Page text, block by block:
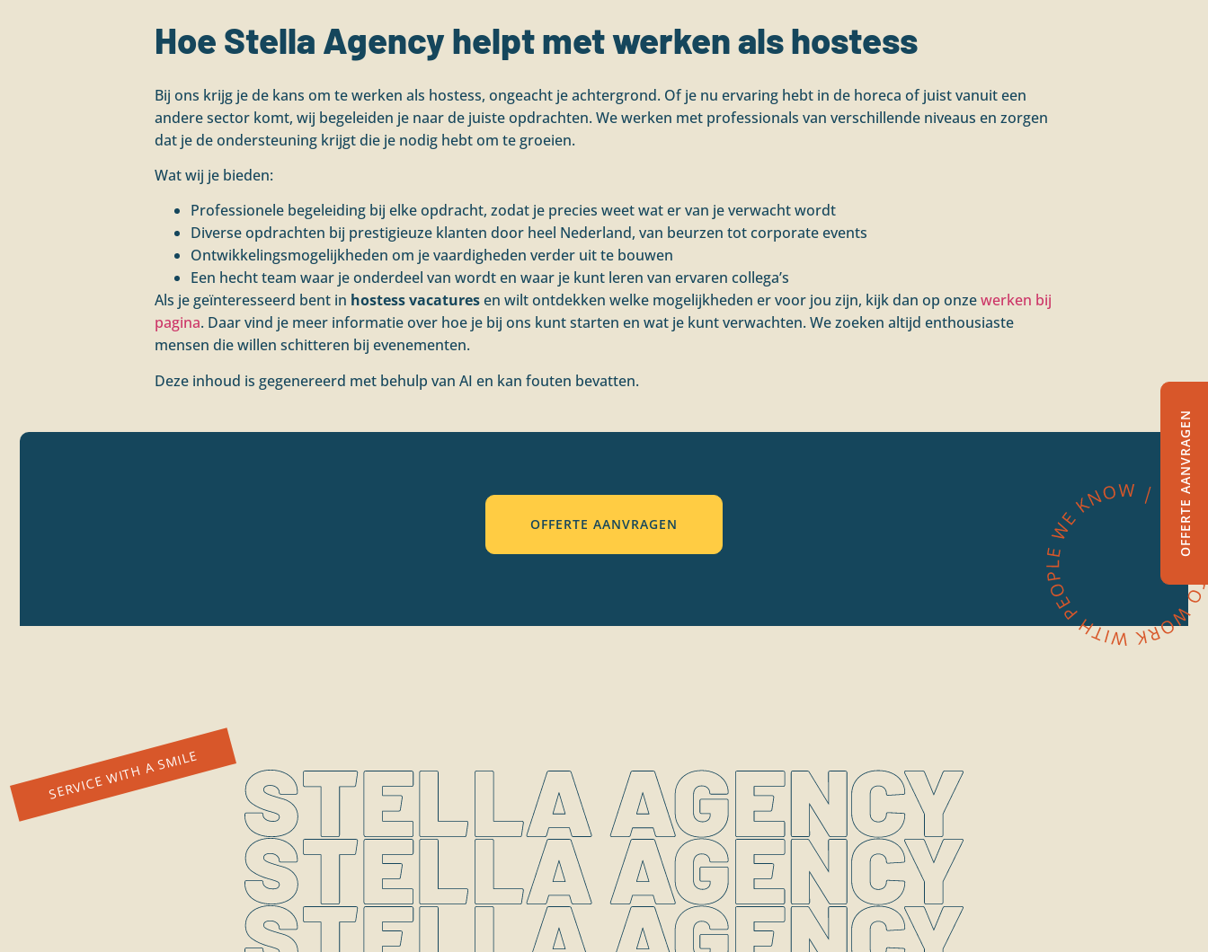
OFFERTE AANVRAGEN
Hoe Stella Agency helpt met werken als hostess
Bij ons krijg je de kans om te werken als hostess, ongeacht je achtergrond. Of je nu ervaring hebt in de horeca of juist vanuit een
andere sector komt, wij begeleiden je naar de juiste opdrachten. We werken met professionals van verschillende niveaus en zorgen
dat je de ondersteuning krijgt die je nodig hebt om te groeien.
Wat wij je bieden:
Professionele begeleiding bij elke opdracht, zodat je precies weet wat er van je verwacht wordt
Diverse opdrachten bij prestigieuze klanten door heel Nederland, van beurzen tot corporate events
Ontwikkelingsmogelijkheden om je vaardigheden verder uit te bouwen
Een hecht team waar je onderdeel van wordt en waar je kunt leren van ervaren collega’s
Als je geïnteresseerd bent in hostess vacaturesen wilt ontdekken welke mogelijkheden er voor jou zijn, kijk dan op onzewerken bij
pagina. Daar vind je meer informatie over hoe je bij ons kunt starten en wat je kunt verwachten. We zoeken altijd enthousiaste
mensen die willen schitteren bij evenementen.
Deze inhoud is gegenereerd met behulp van AI en kan fouten bevatten.
OFFERTE AANVRAGEN